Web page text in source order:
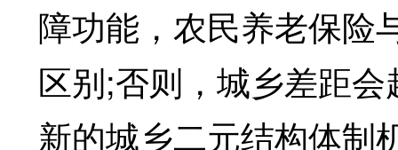
障功能，农民养老保险
区别;否则，城乡差距
新的城乡二元结构体制